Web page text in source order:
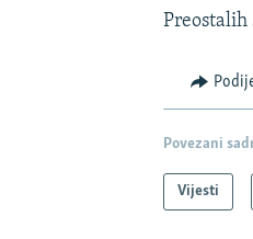
Preostalih
Povezani
Vijesti